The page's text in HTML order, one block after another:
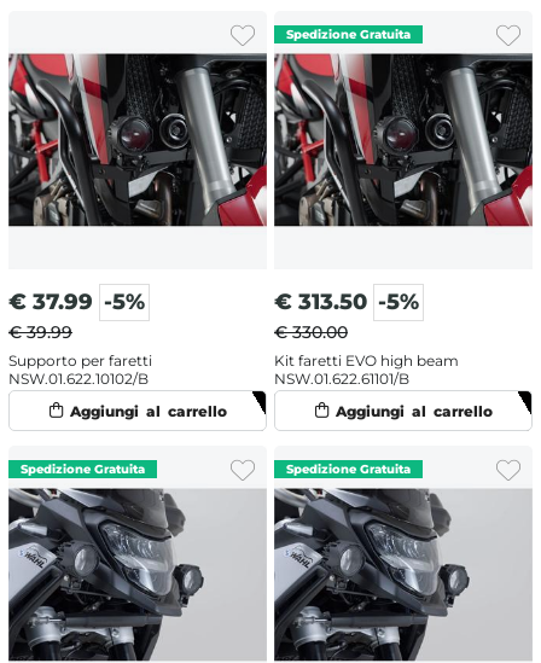
€ 37.99 -5%
€ 39.99
Supporto per faretti
NSW.01.622.10102/B
€ 313.50 -5%
€ 330.00
Kit faretti EVO high beam
NSW.01.622.61101/B